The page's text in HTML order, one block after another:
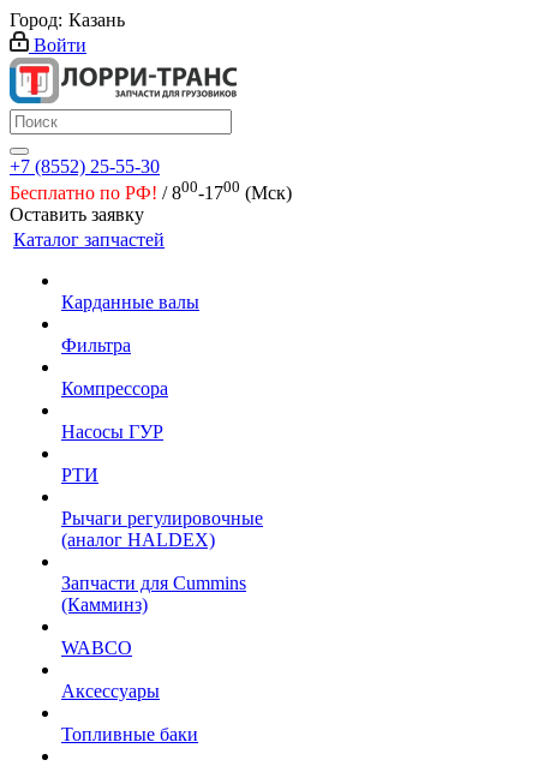
Город: Казань
Войти
+7 (8552) 25-55-30
Бесплатно по РФ! / 800-1700 (Мск)
Оставить заявку
Каталог запчастей
Карданные валы
Фильтра
Компрессора
Насосы ГУР
РТИ
Рычаги регулировочные
(аналог HALDEX)
Запчасти для Cummins
(Камминз)
WABCO
Аксессуары
Топливные баки